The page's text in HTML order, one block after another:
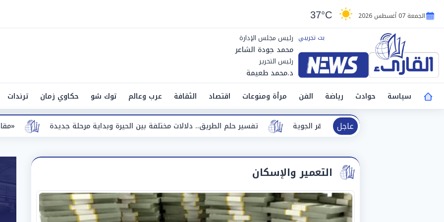
الجمعة 07 أغسطس 2026 37°C
رئيس مجلس الإدارة
محمد جودة الشاعر
رئيس التحرير
د.محمد طعيمة
سياسة
حوادث رياضة الفن مرأة ومنوعات اقتصاد الثقافة عرب وعالم توك شو حكاوي زمان ترندات
عاجل
«مقاضاة للشائعات».. طرابزون تفسير حلم الطريق.. دلالات مختلفة بين الحيرة وبداية مرحلة جديدة
التعمير والإسكان